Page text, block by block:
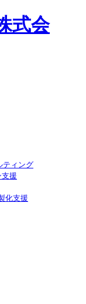
ティング
援
化支援